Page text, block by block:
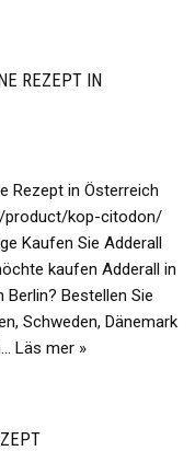
REZEPT IN
Rezept in Österreich
product/kop-citodon/
Kaufen Sie Adderall
kaufen Adderall in
Berlin? Bestellen Sie
Schweden, Dänemark
Läs mer »